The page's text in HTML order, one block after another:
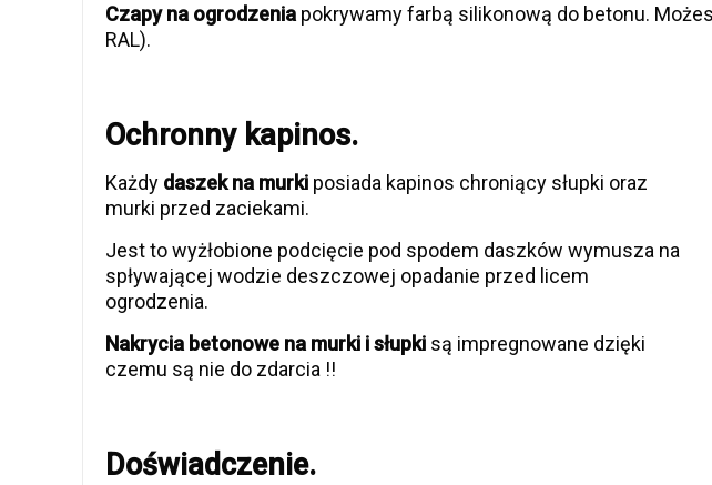
Czapy na ogrodzenia pokrywamy farbą silikonową do betonu.
RAL).
Ochronny kapinos.
Każdy daszek na murki posiada kapinos chroniący słupki oraz
murki przed zaciekami.
Jest to wyżłobione podcięcie pod spodem daszków wymusza na
spływającej wodzie deszczowej opadanie przed licem
ogrodzenia.
Nakrycia betonowe na murki i słupki są impregnowane dzięki
czemu są nie do zdarcia !!
Doświadczenie.